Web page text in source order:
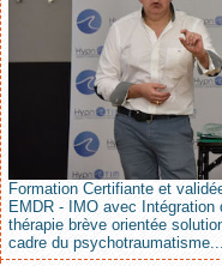
Formation Certifiante et
EMDR - IMO avec
thérapie brève orientée
cadre du